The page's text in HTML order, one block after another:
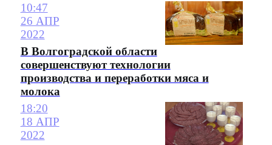
10:47
26 АПР
2022
В Волгоградской области
совершенствуют технологии
производства и переработки мяса и
молока
18:20
18 АПР
2022